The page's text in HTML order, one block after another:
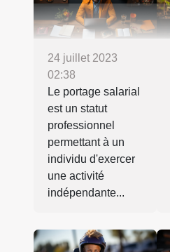
24 juillet 2023
02:38
Le portage salarial
est un statut
professionnel
permettant à un
individu d'exercer
une activité
indépendante...